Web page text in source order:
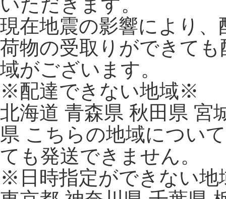
現在地震の影響により
荷物の受取りができて
域がございます。
※配達できない地域※
北海道 青森県 秋田県 宮
県 こちらの地域につい
ても発送できません。
※日時指定ができない